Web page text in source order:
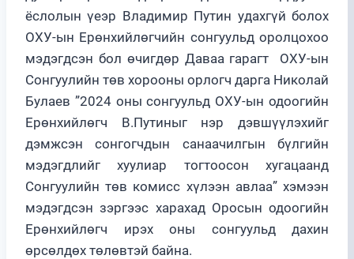
ёслолын үеэр Владимир Путин удахгүй болох
ОХУ-ын Ерөнхийлөгчийн сонгуульд оролцохоо
мэдэгдсэн бол өчигдөр Даваа гарагт ОХУ-ын
Сонгуулийн төв хорооны орлогч дарга Николай
Булаев ”2024 оны сонгуульд ОХУ-ын одоогийн
Ерөнхийлөгч В.Путиныг нэр дэвшүүлэхийг
дэмжсэн сонгогчдын санаачилгын бүлгийн
мэдэгдлийг хуулиар тогтоосон хугацаанд
Сонгуулийн төв комисс хүлээн авлаа” хэмээн
мэдэгдсэн зэргээс харахад Оросын одоогийн
Ерөнхийлөгч ирэх оны сонгуульд дахин
өрсөлдөх төлөвтэй байна.